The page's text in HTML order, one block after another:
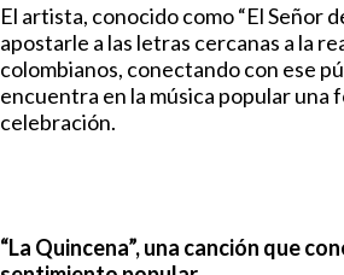
El artista, conocido como “El Señor
apostarle a las letras cercanas a la
colombianos, conectando con ese
encuentra en la música popular una
celebración.
“La Quincena”, una canción que